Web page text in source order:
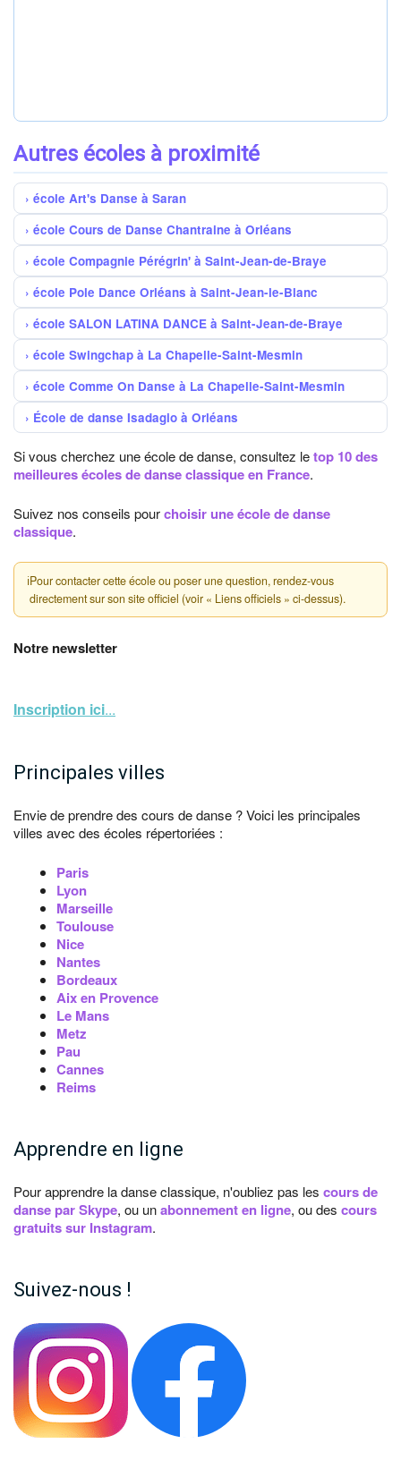
Autres écoles à proximité
école Art's Danse à Saran
école Cours de Danse Chantraine à Orléans
école Compagnie Pérégrin' à Saint-Jean-de-Braye
école Pole Dance Orléans à Saint-Jean-le-Blanc
école SALON LATINA DANCE à Saint-Jean-de-Braye
école Swingchap à La Chapelle-Saint-Mesmin
école Comme On Danse à La Chapelle-Saint-Mesmin
École de danse Isadagio à Orléans
Si vous cherchez une école de danse, consultez letop 10 des
meilleures écoles de danse classique en France.
Suivez nos conseils pourchoisir une école de danse
classique.
ℹPour contacter cette école ou poser une question, rendez-vous
directement sur son site officiel (voir « Liens officiels » ci-dessus).
Notre newsletter
Inscription ici...
Principales villes
Envie de prendre des cours de danse ? Voici les principales
villes avec des écoles répertoriées :
Paris
Lyon
Marseille
Toulouse
Nice
Nantes
Bordeaux
Aix en Provence
Le Mans
Metz
Pau
Cannes
Reims
Apprendre en ligne
Pour apprendre la danse classique, n'oubliez pas les cours de
danse par Skype, ou unabonnement en ligne, ou des cours
gratuits sur Instagram.
Suivez-nous !